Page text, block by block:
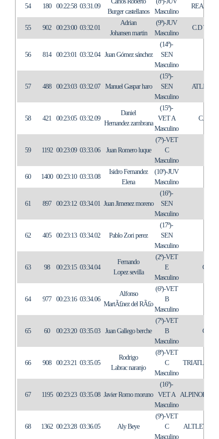
54 180 00:22:58 03:31.09
Burger castellanos
Masculino
REAL
55 902 00:23:00 03:32.01
Adrian
Johansen martin
(9º)-JUV
Masculino
C.D
56 814 00:23:01 03:32.04 Juan Gómez sánchez
(14º)-
SEN
Masculino
57 488 00:23:03 03:32.07 Manuel Gaspar haro
(15º)-
SEN
Masculino
58 421 00:23:05 03:32.09
Daniel
Hernandez zambrana
(15º)-
VET A
Masculino
C.T.
59 1192 00:23:09 03:33.06 Juan Romero luque
(7º)-VET
C
Masculino
60 1400 00:23:10 03:33.08
Isidro Fernandez
Elena
(10º)-JUV
Masculino
61 897 00:23:12 03:34.01 Juan Jimenez moreno
(16º)-
SEN
Masculino
62 405 00:23:13 03:34.02 Pablo Zori perez
(17º)-
SEN
Masculino
63 98 00:23:15 03:34.04
Fernando
Lopez sevilla
(2º)-VET
E
Masculino
C.A.
64 977 00:23:16 03:34.06
Alfonso
MartÃ£nez del RÃ£o
(6º)-VET
B
Masculino
65 60 00:23:20 03:35.03 Juan Gallego berche
(7º)-VET
B
Masculino
C.A.
66 908 00:23:21 03:35.05
Rodrigo
Labrac naranjo
(8º)-VET
C
Masculino
TRIATLON
67 1195 00:23:23 03:35.08 Javier Romo moruno
(16º)-
VET A
Masculino
68 1362 00:23:28 03:36.05 Aly Beye
(9º)-VET
C
Masculino